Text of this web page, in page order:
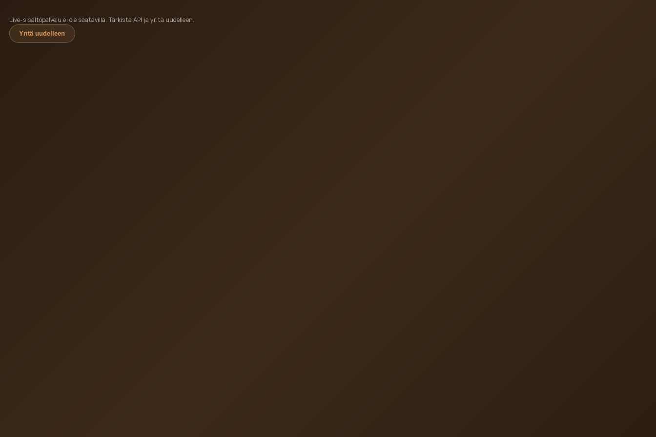
Live-sisältöpalvelu ei ole saatavilla. Tarkista API ja yritä uudelleen.
Yritä uudelleen